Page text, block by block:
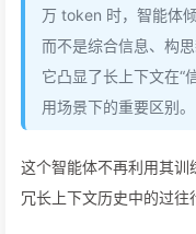
万 token 时，智能体
而不是综合信息、构
它凸显了长上下文在“
用场景下的重要区别。
这个智能体不再利用其
冗长上下文历史中的过往